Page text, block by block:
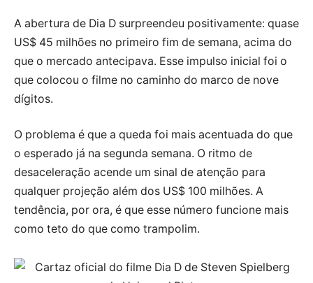
A abertura de Dia D surpreendeu positivamente: quase
US$ 45 milhões no primeiro fim de semana, acima do
que o mercado antecipava. Esse impulso inicial foi o
que colocou o filme no caminho do marco de nove
dígitos.
O problema é que a queda foi mais acentuada do que
o esperado já na segunda semana. O ritmo de
desaceleração acende um sinal de atenção para
qualquer projeção além dos US$ 100 milhões. A
tendência, por ora, é que esse número funcione mais
como teto do que como trampolim.